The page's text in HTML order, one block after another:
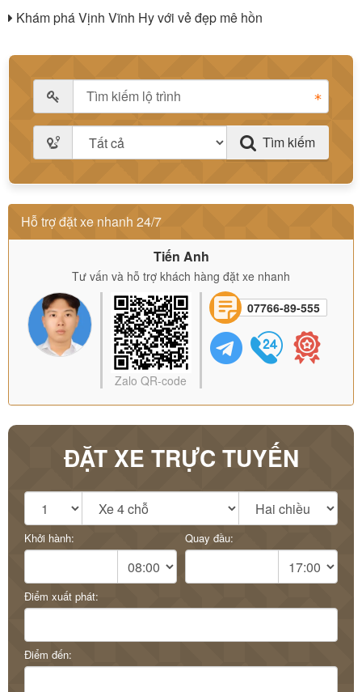
Khám phá Vịnh Vĩnh Hy với vẻ đẹp mê hồn
Tìm kiếm
Hỗ trợ đặt xe nhanh 24/7
Tiến Anh
Tư vấn và hỗ trợ khách hàng đặt xe nhanh
Zalo QR-code
07766-89-555
ĐẶT XE TRỰC TUYẾN
Khởi hành: Quay đầu:
Điểm xuất phát:
Điểm đến: